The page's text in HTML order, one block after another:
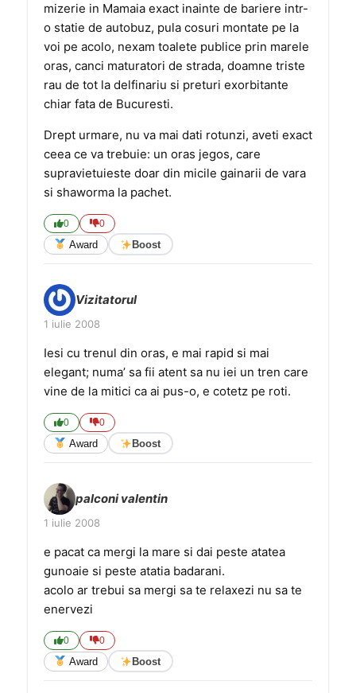
mizerie in Mamaia exact inainte de bariere intr-
o statie de autobuz, pula cosuri montate pe la
voi pe acolo, nexam toalete publice prin marele
oras, canci maturatori de strada, doamne triste
rau de tot la delfinariu si preturi exorbitante
chiar fata de Bucuresti.
Drept urmare, nu va mai dati rotunzi, aveti exact
ceea ce va trebuie: un oras jegos, care
supravietuieste doar din micile gainarii de vara
si shaworma la pachet.
0 0
Award Boost
Vizitatorul
1 iulie 2008
Iesi cu trenul din oras, e mai rapid si mai
elegant; numa’ sa fii atent sa nu iei un tren care
vine de la mitici ca ai pus-o, e cotetz pe roti.
0 0
Award Boost
palconi valentin
1 iulie 2008
e pacat ca mergi la mare si dai peste atatea
gunoaie si peste atatia badarani.
acolo ar trebui sa mergi sa te relaxezi nu sa te
enervezi
0 0
Award Boost